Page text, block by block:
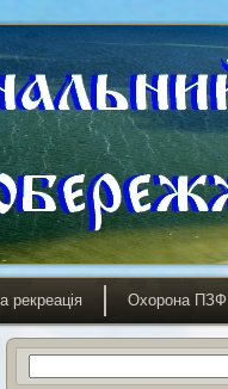
рекреація Охорона ПЗФ